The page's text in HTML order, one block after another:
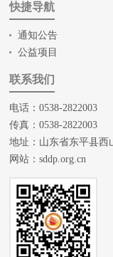
快捷导航
通知公告
公益项目
联系我们
电话：0538-2822003
传真：0538-2822003
地址：山东省东平县西
网站：sddp.org.cn